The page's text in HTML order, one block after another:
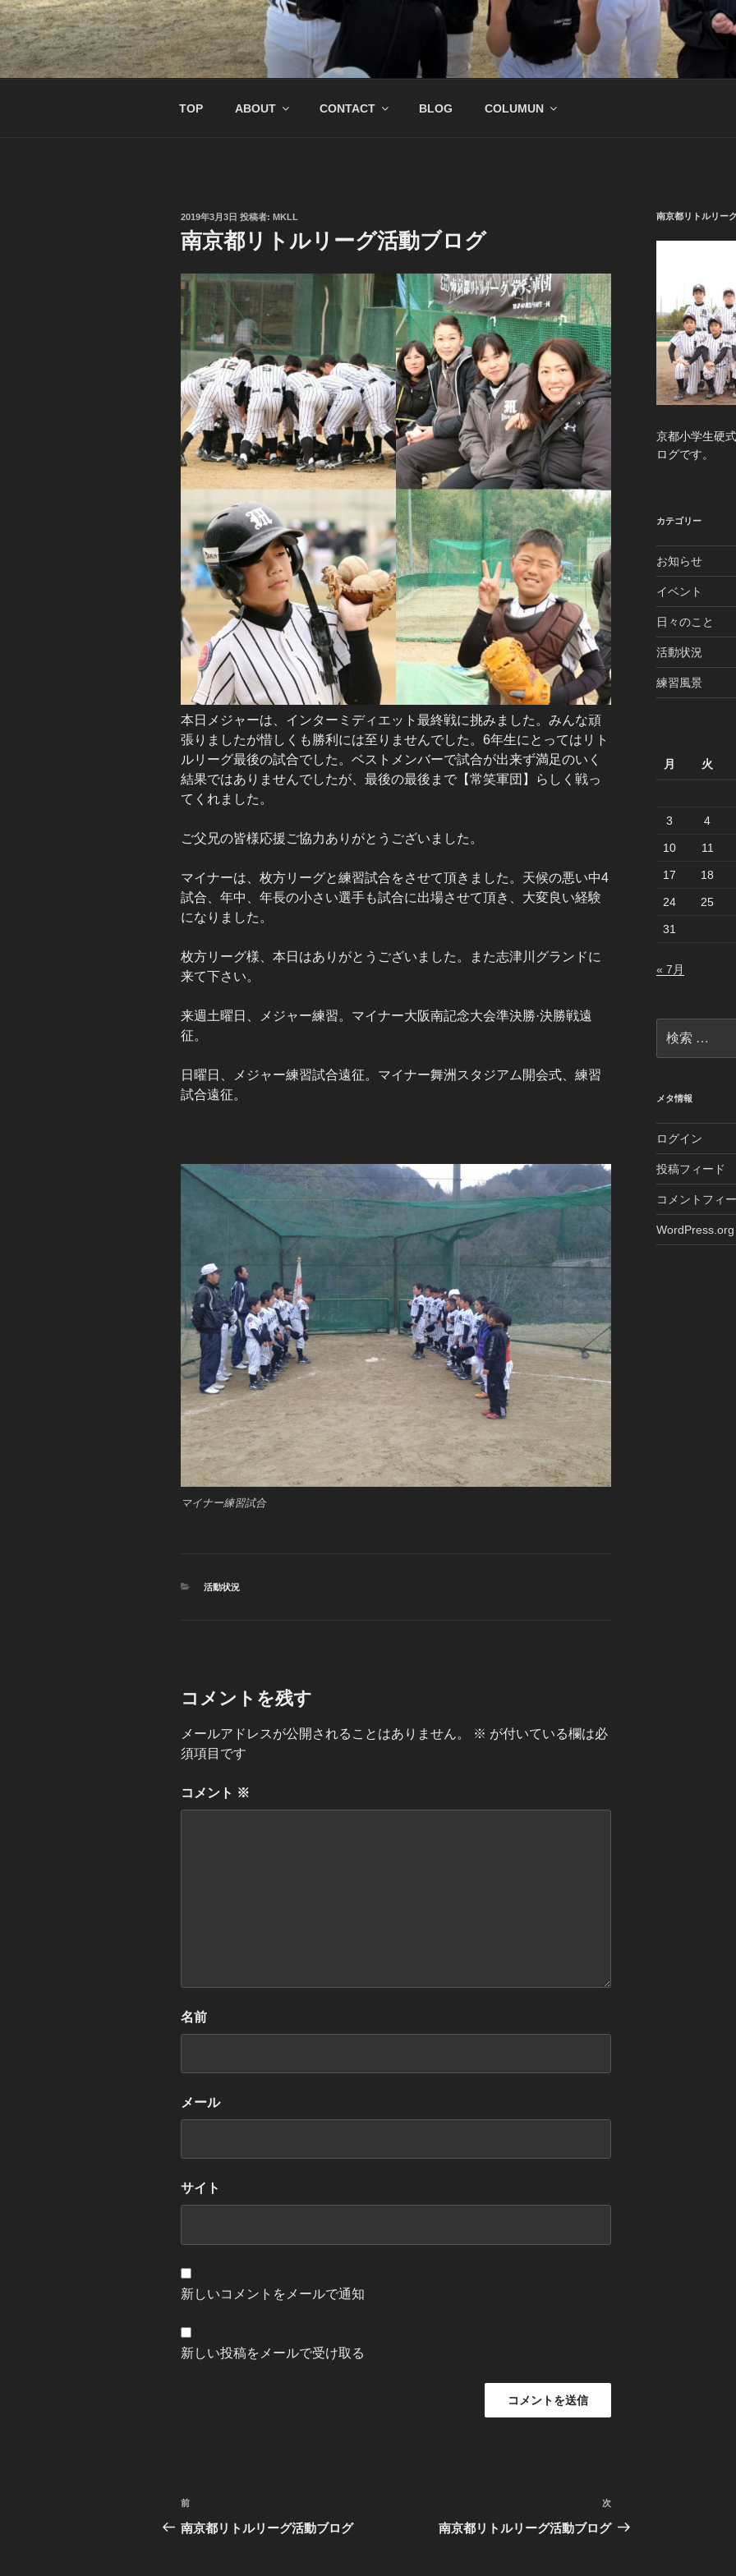
コ
ン
テ
ン
南京都リトル公式サイト
リトル関西連盟所属の少年硬式野球チーム
TOP ABOUT CONTACT BLOG COLUMUN
投
日:
2019年3月3日 投稿者: MKLL
南京都リトルリーグ活動ブログ
本日メジャーは、インターミディエット最終戦に挑みました。みんな頑
張りましたが惜しくも勝利には至りませんでした。6年生にとってはリト
ルリーグ最後の試合でした。ベストメンバーで試合が出来ず満足のいく
結果ではありませんでしたが、最後の最後まで【常笑軍団】らしく戦っ
てくれました。
ご父兄の皆様応援ご協力ありがとうございました。
マイナーは、枚方リーグと練習試合をさせて頂きました。天候の悪い中4
試合、年中、年長の小さい選手も試合に出場させて頂き、大変良い経験
になりました。
枚方リーグ様、本日はありがとうございました。また志津川グランドに
来て下さい。
来週土曜日、メジャー練習。マイナー大阪南記念大会準決勝·決勝戦遠
征。
日曜日、メジャー練習試合遠征。マイナー舞洲スタジアム開会式、練習
試合遠征。
マイナー練習試合
カ
活動状況
コメントを残す
メールアドレスが公開されることはありません。 ※ が付いている欄は必
須項目です
コメント ※
名前
メール
サイト
新しいコメントをメールで通知
新しい投稿をメールで受け取る
投
稿
過
去
前
南京都リトルリーグ活動ブログ
次
の
次
南京都リトルリーグ活動ブログ
南京都リトルリー
京都小学生硬
ログです。
カテゴリー
お知らせ
イベント
日々のこと
活動状況
練習風景
月 火
3 4
10 11
17 18
24 25
31
« 7月
索:
メタ情報
ログイン
投稿フィード
コメントフィ
WordPress.org